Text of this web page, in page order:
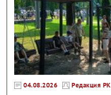
04.08.2026 Редакция РК